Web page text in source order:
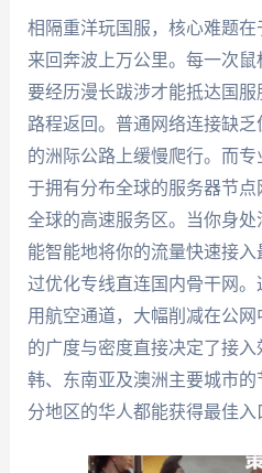
相隔重洋玩国服，核心难题
来回奔波上万公里。每一次
要经历漫长跋涉才能抵达国
路程返回。普通网络连接缺
的洲际公路上缓慢爬行。而
于拥有分布全球的服务器节
全球的高速服务区。当你身
能智能地将你的流量快速接
过优化专线直连国内骨干网
用航空通道，大幅削减在公
的广度与密度直接决定了接
韩、东南亚及澳洲主要城市
分地区的华人都能获得最佳入